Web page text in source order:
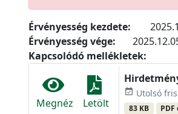
Érvényesség kezdete:
Érvényesség vége:
Kapcsolódó mellékletek:
Megnéz Letölt
event_available Utolsó
83 KB